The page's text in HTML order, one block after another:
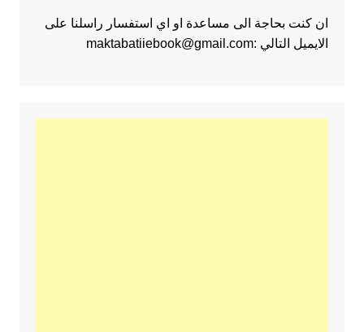
ان كنت بحاجة الى مساعدة او اي استفسار راسلنا على
الايميل التالي :maktabatiiebook@gmail.com